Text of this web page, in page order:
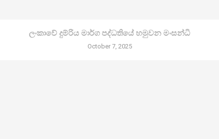
ලංකාවේ දුම්රිය මාර්ග පද්ධතියේ හමුවන මංසන්ධි
October 7, 2025